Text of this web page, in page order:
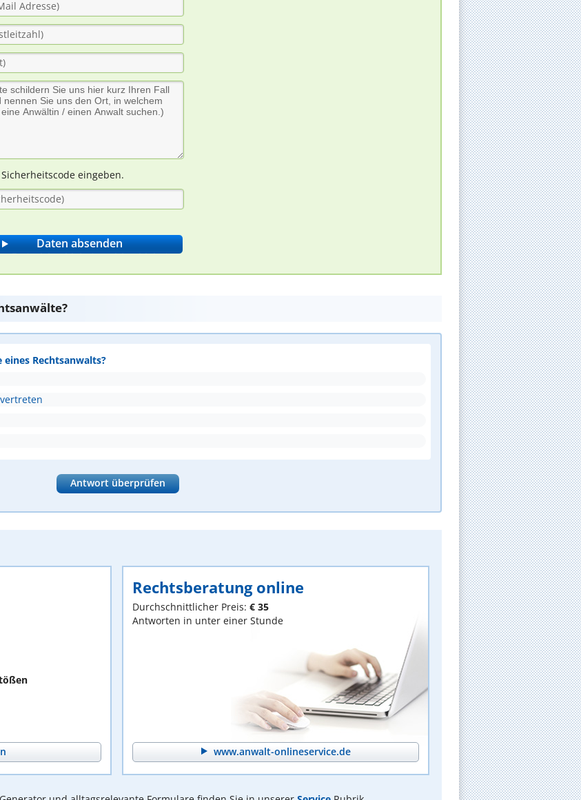
eingeben.
eines Rechtsanwalts?
Antwort überprüfen
Rechtsberatung online
Durchschnittlicher Preis: € 35
Antworten in unter einer Stunde
www.anwalt-onlineservice.de